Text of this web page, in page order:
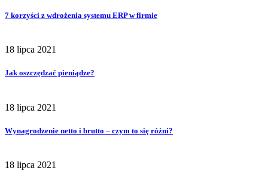
7 korzyści z wdrożenia systemu ERP w firmie
18 lipca 2021
Jak oszczędzać pieniądze?
18 lipca 2021
Wynagrodzenie netto i brutto – czym to się różni?
18 lipca 2021